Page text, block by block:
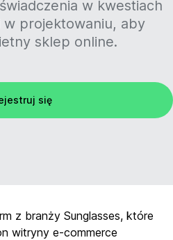
w kwestiach
projektowaniu, aby
sklep online.
się
z branży Sunglasses, które
witryny e-commerce